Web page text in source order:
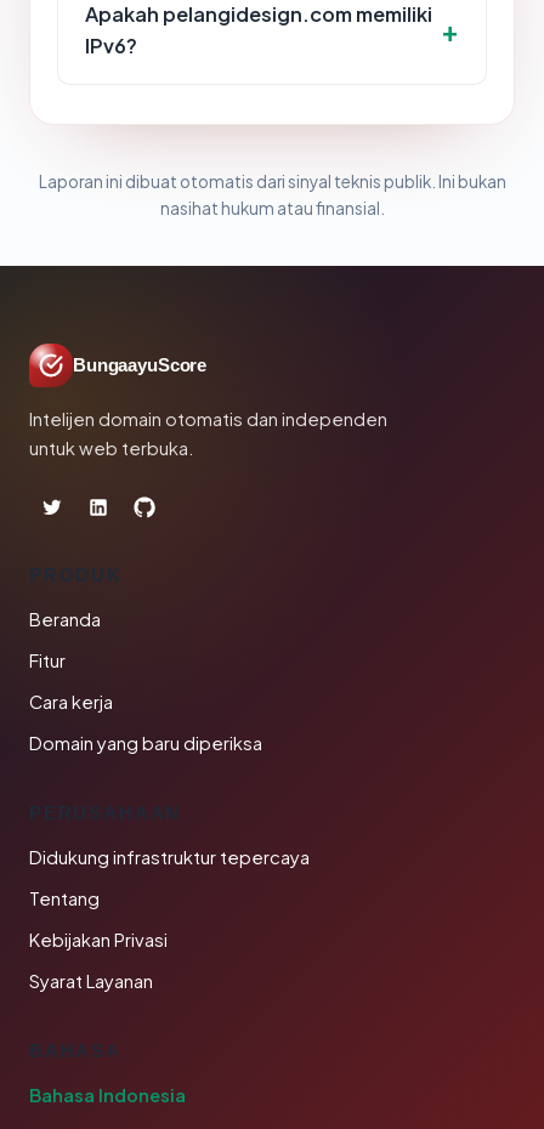
Apakah pelangidesign.com memiliki
IPv6?
Laporan ini dibuat otomatis dari sinyal teknis publik. Ini bukan
nasihat hukum atau finansial.
BungaayuScore
Intelijen domain otomatis dan independen
untuk web terbuka.
PRODUK
Beranda
Fitur
Cara kerja
Domain yang baru diperiksa
PERUSAHAAN
Didukung infrastruktur tepercaya
Tentang
Kebijakan Privasi
Syarat Layanan
BAHASA
Bahasa Indonesia